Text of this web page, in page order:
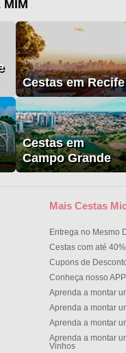
MIM
Cestas em Recife
Cestas em
Campo Grande
Mais Cestas
Entrega no Mesmo
Cestas com até
Cupons de
Conheça nosso APP
Aprenda a montar
Aprenda a montar
Aprenda a montar
Aprenda a montar
Vinhos